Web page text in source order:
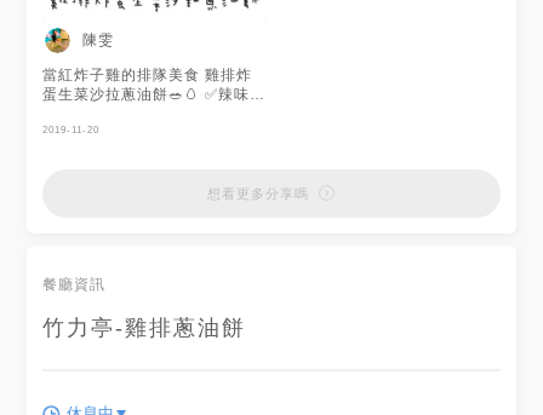
陳雯
當紅炸子雞的排隊美食 雞排炸
蛋生菜沙拉蔥油餅🥗🥚 ✅辣味推
量什麼的 還是洗洗睡了吧😂😂
2019-11-20
想看更多分享嗎
餐廳資訊
竹力亭-雞排蔥油餅